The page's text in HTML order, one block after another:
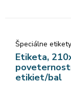
Špeciálne
Etiketa,
etikiet/bal